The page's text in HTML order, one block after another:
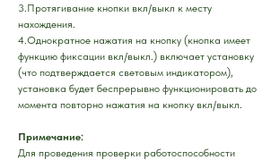
3.Протягивание кнопки вкл/выкл к месту
нахождения.
4.Однократное нажатия на кнопку (кнопка имеет
функцию фиксации вкл/выкл.) включает установку
(что подтверждается световым индикатором),
установка будет беспрерывно функционировать до
момента повторно нажатия на кнопку вкл/выкл.
Примечание:
Для проведения проверки работоспособности